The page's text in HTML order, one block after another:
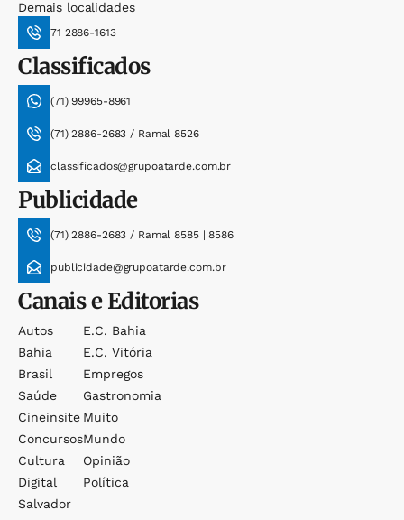
Demais localidades
71 2886-1613
Classificados
(71) 99965-8961
(71) 2886-2683 / Ramal 8526
classificados@grupoatarde.com.br
Publicidade
(71) 2886-2683 / Ramal 8585 | 8586
publicidade@grupoatarde.com.br
Canais e Editorias
Autos
Bahia
Brasil
Saúde
Cineinsite
Concursos
Cultura
Digital
Salvador
E.c. Bahia
E.c. Vitória
Empregos
Gastronomia
Muito
Mundo
Opinião
Política